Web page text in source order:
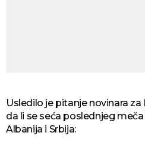
Usledilo je pitanje novinara
da li se seća poslednjeg
Albanija i Srbija: